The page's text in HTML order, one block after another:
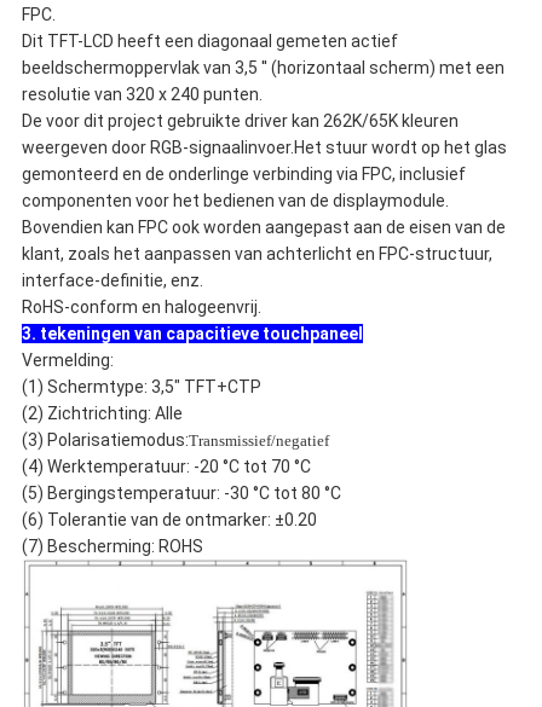
FPC.
Dit TFT-LCD heeft een diagonaal gemeten actief
beeldschermoppervlak van 3,5 ′′ (horizontaal scherm) met een
resolutie van 320 x 240 punten.
De voor dit project gebruikte driver kan 262K/65K kleuren
weergeven door RGB-signaalinvoer.Het stuur wordt op het glas
gemonteerd en de onderlinge verbinding via FPC, inclusief
componenten voor het bedienen van de displaymodule.
Bovendien kan FPC ook worden aangepast aan de eisen van de
klant, zoals het aanpassen van achterlicht en FPC-structuur,
interface-definitie, enz.
RoHS-conform en halogeenvrij.
3. tekeningen van capacitieve touchpaneel
Vermelding:
(1) Schermtype: 3,5" TFT+CTP
(2) Zichtrichting: Alle
(3) Polarisatiemodus:Transmissief/negatief
(4) Werktemperatuur: -20 °C tot 70 °C
(5) Bergingstemperatuur: -30 °C tot 80 °C
(6) Tolerantie van de ontmarker: ±0.20
(7) Bescherming: ROHS